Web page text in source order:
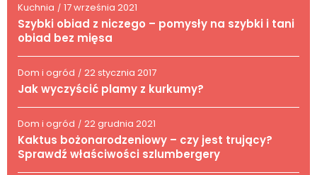
Kuchnia / 17 września 2021
Szybki obiad z niczego – pomysły na szybki i tani
obiad bez mięsa
Dom i ogród / 22 stycznia 2017
Jak wyczyścić plamy z kurkumy?
Dom i ogród / 22 grudnia 2021
Kaktus bożonarodzeniowy – czy jest trujący?
Sprawdź właściwości szlumbergery